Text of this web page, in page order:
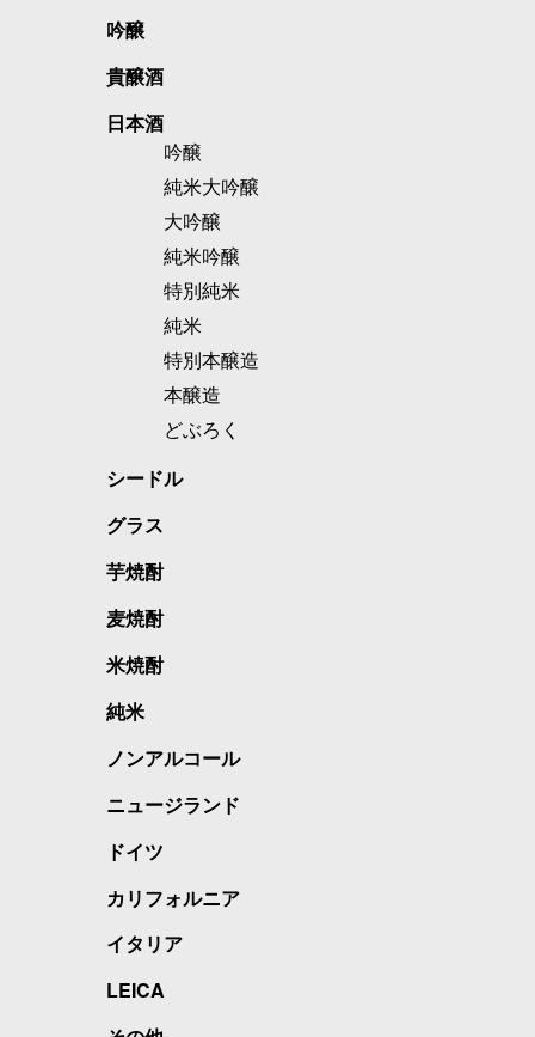
吟醸
貴醸酒
日本酒
吟醸
純米大吟醸
大吟醸
純米吟醸
特別純米
純米
特別本醸造
本醸造
どぶろく
シードル
グラス
芋焼酎
麦焼酎
米焼酎
純米
ノンアルコール
ニュージランド
ドイツ
カリフォルニア
イタリア
LEICA